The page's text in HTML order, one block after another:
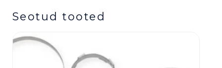
Seotud tooted